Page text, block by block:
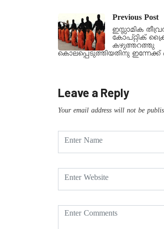
Previous Post
ഇസ്ലാമിക
കോപ്റ്റിക്
കഴുത്തറത്തു
കൊലപ്പെടുത്തിയതിനു
Leave a Reply
Your email address will not be